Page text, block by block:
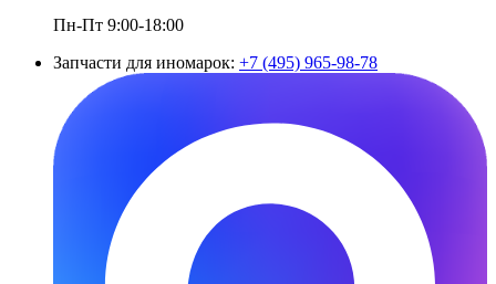
Пн-Пт 9:00-18:00
Запчасти для иномарок: +7 (495) 965-98-78